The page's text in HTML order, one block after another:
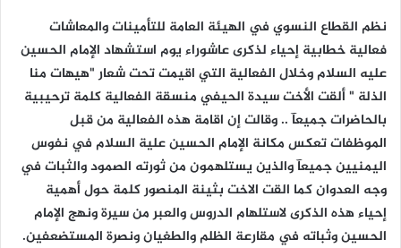
نظم القطاع النسوي في الهيئة العامة للتأمينات والمعاشات
فعالية خطابية إحياء لذكرى عاشوراء يوم استشهاد الإمام الحسين
عليه السلام وخلال الفعالية التي اقيمت تحت شعار "هيهات منا
الذلة " ألقت الأخت سيدة الحيفي منسقة الفعالية كلمة ترحيبية
بالحاضرات جميعآ .. وقالت إن اقامة هذه الفعالية من قبل
الموظفات تعكس مكانة الإمام الحسين علية السلام في نفوس
اليمنيين جميعآ والذين يستلهمون من ثورته الصمود والثبات في
وجه العدوان كما القت الاخت بثينة المنصور كلمة حول أهمية
إحياء هذه الذكرى لاستلهام الدروس والعبر من سيرة ونهج الإمام
الحسين وثباته في مقارعة الظلم والطغيان ونصرة المستضعفين.